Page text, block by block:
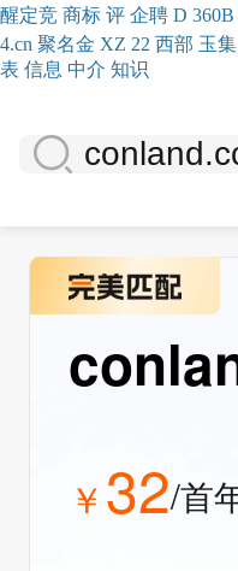
醒定竞 商标 评 企聘 D 360B
4.cn 聚名金 XZ 22 西部 玉集
表 信息 中介 知识